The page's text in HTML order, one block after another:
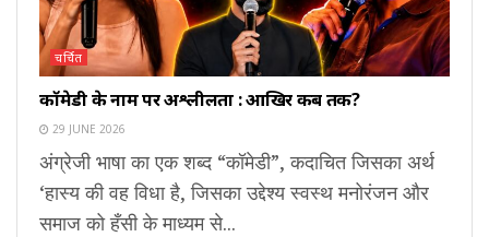
चर्चित
कॉमेडी के नाम पर अश्लीलता : आखिर कब तक?
29 JUNE 2026
अंग्रेजी भाषा का एक शब्द “कॉमेडी”, कदाचित जिसका अर्थ
‘हास्य की वह विधा है, जिसका उद्देश्य स्वस्थ मनोरंजन और
समाज को हँसी के माध्यम से...